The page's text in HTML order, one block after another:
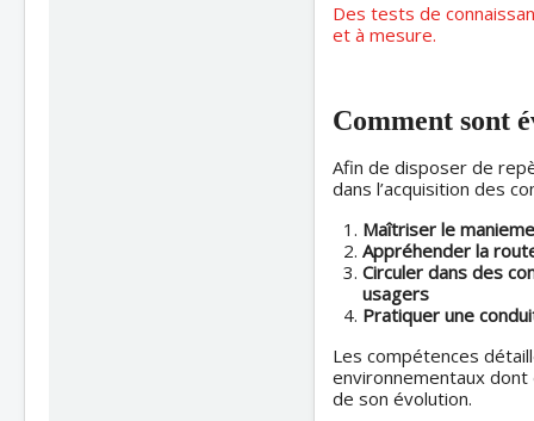
Des tests de
et à mesure.
Comment sont
Afin de disposer de
dans l’acquisition des
Maîtriser le
Appréhender la
Circuler dans des
usagers
Pratiquer une
Les compétences
environnementaux
de son évolution.